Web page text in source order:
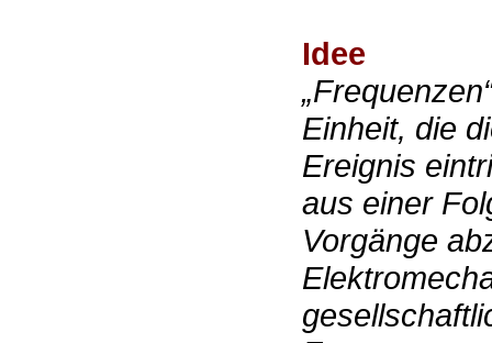
Idee
Einheit, die
Ereignis
aus einer
Vorgänge